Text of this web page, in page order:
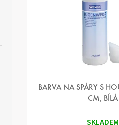
BARVA NA SPÁRY S
CM, BÍLÁ
SKLADEM